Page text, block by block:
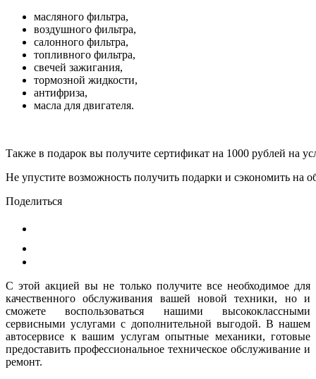
масляного фильтра,
воздушного фильтра,
салонного фильтра,
топливного фильтра,
свечей зажигания,
тормозной жидкости,
антифриза,
масла для двигателя.
Также в подарок вы получите сертификат на 1000 рублей на
Не упустите возможность получить подарки и сэкономить на
Поделиться
С этой акцией вы не только получите все необходимое для
качественного обслуживания вашей новой техники, но и
сможете воспользоваться нашими высококлассными
сервисными услугами с дополнительной выгодой. В нашем
автосервисе к вашим услугам опытные механики, готовые
предоставить профессиональное техническое обслуживание и
ремонт.